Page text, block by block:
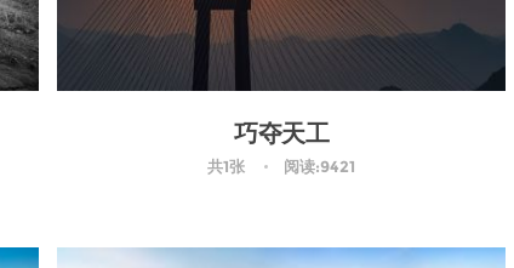
巧夺天工
共1张 阅读:9421